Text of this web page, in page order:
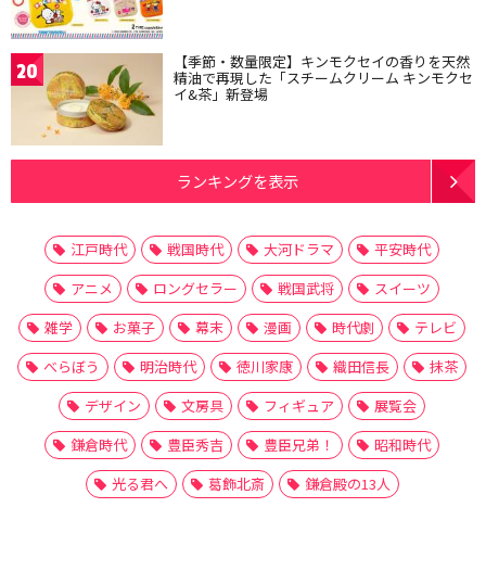
20 【季節・数量限定】キンモクセイの香りを天然
精油で再現した「スチームクリーム キンモクセ
イ&茶」新登場
ランキングを表示
江戸時代 戦国時代 大河ドラマ
平安時代
アニメ
ロングセラー 戦国武将
スイーツ
雑学
お菓子 幕末 漫画 時代劇
テレビ
べらぼう
明治時代 徳川家康 織田信長
抹茶
デザイン
文房具 フィギュア
展覧会
鎌倉時代
豊臣秀吉 豊臣兄弟！
昭和時代
光る君へ
葛飾北斎 鎌倉殿の13人